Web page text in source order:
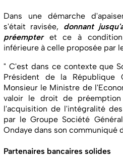
Dans une démarche
s'était ravisée, donnant
préempteret ce à condition
inférieure à celle proposée par
" C'est dans ce contexte que
Président de la
Monsieur le Ministre de
valoir le droit de
l'acquisition de l'intégralité
par le Groupe Société
Ondaye dans son communiqué
Partenaires bancaires solides